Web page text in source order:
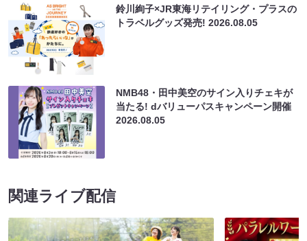
鈴川絢子×JR東海リテイリング・プラスの
トラベルグッズ発売!2026.08.05
NMB48・田中美空のサイン入りチェキが
当たる! dバリューパスキャンペーン開催
2026.08.05
関連ライブ配信